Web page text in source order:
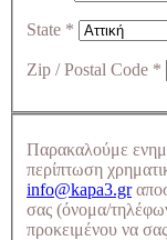
State *
Zip / Postal Code *
Παρακαλούμε
περίπτωση
info@kapa3.gr
σας (όνομα/
προκειμένου να